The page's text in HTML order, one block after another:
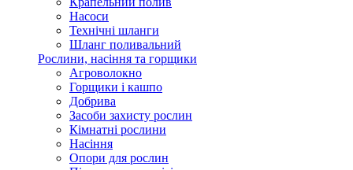
Насоси
Технічні шланги
Шланг поливальний
Рослини, насіння та горщики
Агроволокно
Горщики і кашпо
Добрива
Засоби захисту рослин
Кімнатні рослини
Насіння
Опори для рослин